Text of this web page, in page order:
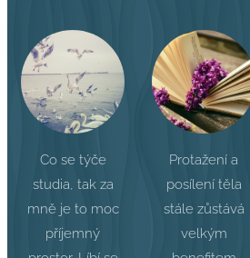
Co se týče
studia, tak za
mně je to moc
příjemný
Protažení a
posílení těla
stále zůstává
velkým